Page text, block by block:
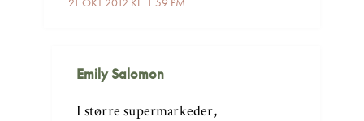
Emily Salomon
I større supermarkeder,